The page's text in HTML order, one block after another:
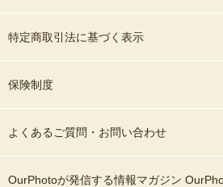
特定商取引法に基づく表示
保険制度
よくあるご質問・お問い合わせ
OurPhotoが発信する情報マガジン